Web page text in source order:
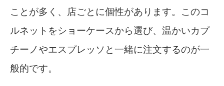
ことが多く、店ごとに個性があります。このコ
ルネットをショーケースから選び、温かいカプ
チーノやエスプレッソと一緒に注文するのが一
般的です。